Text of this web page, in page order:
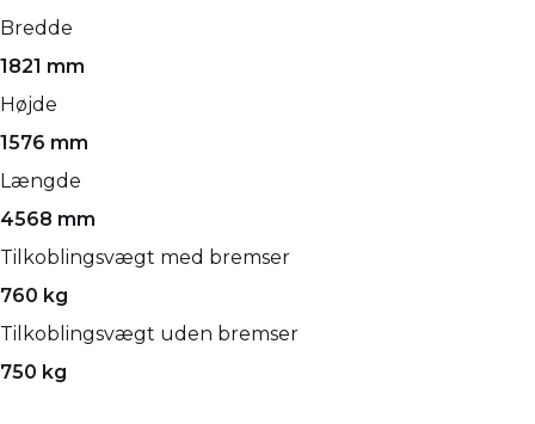
Bredde
1821 mm
Højde
1576 mm
Længde
4568 mm
Tilkoblingsvægt med bremser
760 kg
Tilkoblingsvægt uden bremser
750 kg